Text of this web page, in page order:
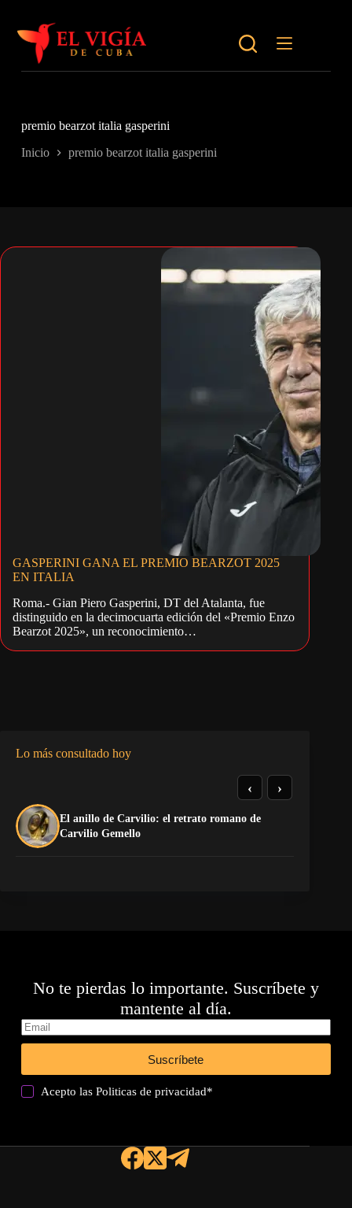
contenido
premio bearzot italia gasperini
Inicio premio bearzot italia gasperini
GASPERINI GANA EL PREMIO BEARZOT 2025
EN ITALIA
Roma.- Gian Piero Gasperini, DT del Atalanta, fue
distinguido en la decimocuarta edición del «Premio Enzo
Bearzot 2025», un reconocimiento…
Lo más consultado hoy
El anillo de Carvilio: el retrato romano de
Carvilio Gemello
‹ ›
No te pierdas lo importante. Suscríbete y
mantente al día.
Suscríbete
Acepto lasPoliticas de privacidad*